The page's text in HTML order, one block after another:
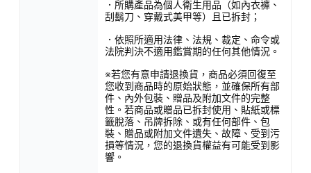
．所購產品為個人衛生用品（如內衣褲、
刮鬍刀、穿戴式美甲等）且已拆封；
．依照所適用法律、法規、裁定、命令或
法院判決不適用鑑賞期的任何其他情況。
※若您有意申請退換貨，商品必須回復至
您收到商品時的原始狀態，並確保所有部
件、內外包裝、贈品及附加文件的完整
性。若商品或贈品已拆封使用、貼紙或標
籤脫落、吊牌拆除、或有任何部件、包
裝、贈品或附加文件遺失、故障、受到污
損等情況，您的退換貨權益有可能受到影
響。